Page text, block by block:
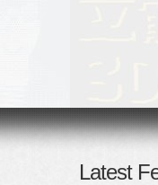
Latest